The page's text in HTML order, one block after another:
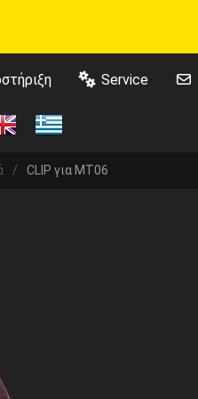
Service
/ CLIP για MT06